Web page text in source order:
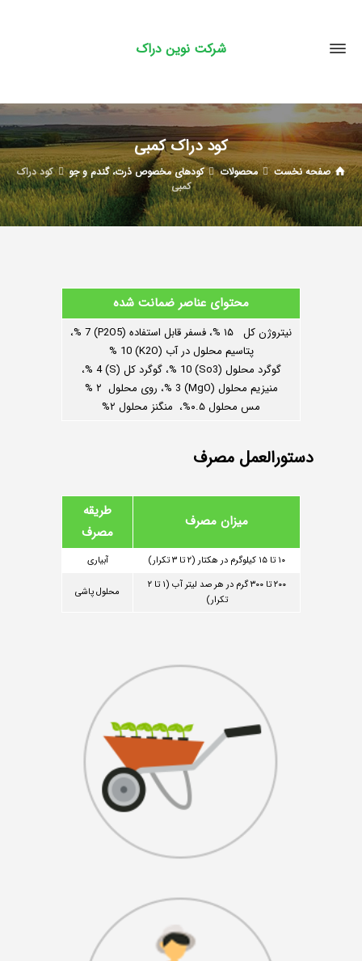
شرکت نوین دراک
کود دراک کمبی
صفحه نخست محصولات کودهای مخصوص ذرت، گندم و جو
کود دراک
کمبی
محتوای عناصر ضمانت شده
نیتروژن کل ۱۵ %، فسفر قابل استفاده (P2O5) 7 %،
پتاسیم محلول در آب (K2O) 10 %
گوگرد محلول (So3) 10 %، گوگرد کل (S) 4 %،
منیزیم محلول (MgO) 3 %، روی محلول ۲ %
مس محلول ۰.۵%، منگنز محلول ۲%
دستورالعمل مصرف
میزان مصرف
طریقه
مصرف
۱۰ تا ۱۵ کیلوگرم در هکتار (۲ تا ۳ تکرار)
آبیاری
۲۰۰ تا ۳۰۰ گرم در هر صد لیتر آب (۱ تا ۲
تکرار)
محلول پاشی